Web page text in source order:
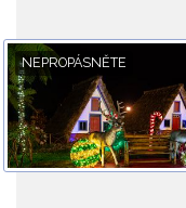
NEPROPÁSNĚTE